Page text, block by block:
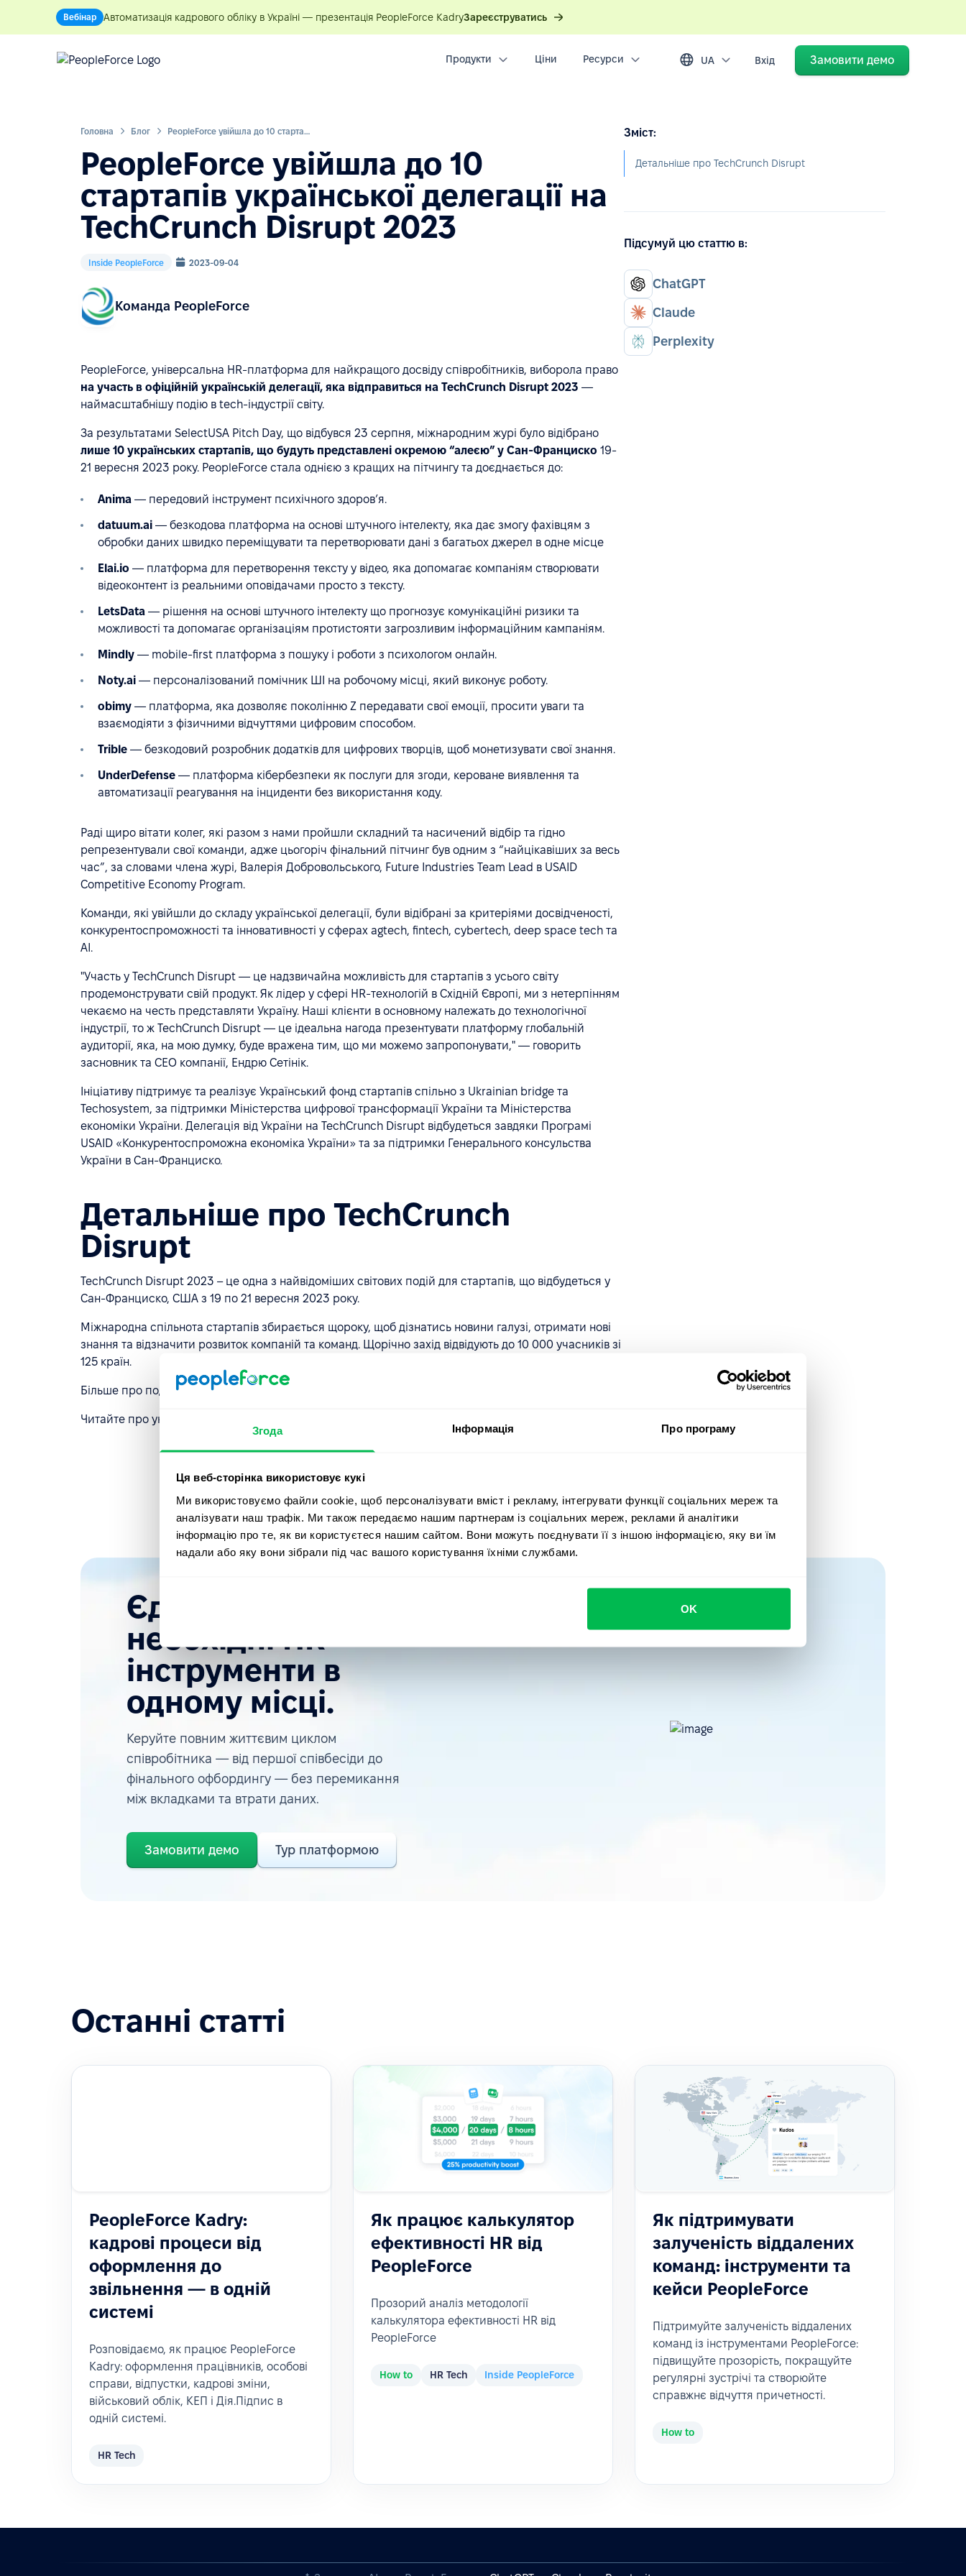
Згода Інформація Про програму
Ця веб-сторінка використовує кукі
Ми використовуємо файли cookie, щоб персоналізувати вміст і рекламу, інтегрувати функції соціальних мереж та
аналізувати наш трафік. Ми також передаємо нашим партнерам із соціальних мереж, реклами й аналітики
інформацію про те, як ви користуєтеся нашим сайтом. Вони можуть поєднувати її з іншою інформацією, яку ви їм
надали або яку вони зібрали під час вашого користування їхніми службами.
OK
Вебінар Автоматизація кадрового обліку в Україні — презентація PeopleForce KadryЗареєструватись
Продукти Ціни Ресурси UA Вхід Замовити демо
Головна Блог PeopleForce увійшла до 10 стартапів української делегації на TechCrunch Disrupt 2023
PeopleForce увійшла до 10
стартапів української делегації на
TechCrunch Disrupt 2023
Inside PeopleForce 2023-09-04
Команда PeopleForce
PeopleForce, універсальна HR-платформа для найкращого досвіду співробітників, виборола право
на участь в офіційній українській делегації, яка відправиться на TechCrunch Disrupt 2023 —
наймасштабнішу подію в tech-індустрії світу.
За результатами SelectUSA Pitch Day, що відбувся 23 серпня, міжнародним журі було відібрано
лише 10 українських стартапів, що будуть представлені окремою “алеєю” у Сан-Франциско 19-
21 вересня 2023 року. PeopleForce стала однією з кращих на пітчингу та доєднається до:
Anima — передовий інструмент психічного здоров’я.
datuum.ai — безкодова платформа на основі штучного інтелекту, яка дає змогу фахівцям з
обробки даних швидко переміщувати та перетворювати дані з багатьох джерел в одне місце
Elai.io — платформа для перетворення тексту у відео, яка допомагає компаніям створювати
відеоконтент із реальними оповідачами просто з тексту.
LetsData — рішення на основі штучного інтелекту що прогнозує комунікаційні ризики та
можливості та допомагає організаціям протистояти загрозливим інформаційним кампаніям.
Mindly — mobile-first платформа з пошуку і роботи з психологом онлайн.
Noty.ai — персоналізований помічник ШІ на робочому місці, який виконує роботу.
obimy — платформа, яка дозволяє поколінню Z передавати свої емоції, просити уваги та
взаємодіяти з фізичними відчуттями цифровим способом.
Trible — безкодовий розробник додатків для цифрових творців, щоб монетизувати свої знання.
UnderDefense — платформа кібербезпеки як послуги для згоди, кероване виявлення та
автоматизації реагування на інциденти без використання коду.
Раді щиро вітати колег, які разом з нами пройшли складний та насичений відбір та гідно
репрезентували свої команди, адже цьогоріч фінальний пітчинг був одним з “найцікавіших за весь
час”, за словами члена журі, Валерія Добровольського, Future Industries Team Lead в USAID
Competitive Economy Program.
Команди, які увійшли до складу української делегації, були відібрані за критеріями досвідченості,
конкурентоспроможності та інновативності у сферах agtech, fintech, cybertech, deep space tech та
AI.
"Участь у TechCrunch Disrupt — це надзвичайна можливість для стартапів з усього світу
продемонструвати свій продукт. Як лідер у сфері HR-технологій в Східній Європі, ми з нетерпінням
чекаємо на честь представляти Україну. Наші клієнти в основному належать до технологічної
індустрії, то ж TechCrunch Disrupt — це ідеальна нагода презентувати платформу глобальній
аудиторії, яка, на мою думку, буде вражена тим, що ми можемо запропонувати," — говорить
засновник та CEO компанії, Ендрю Сетінік.
Ініціативу підтримує та реалізує Український фонд стартапів спільно з Ukrainian bridge та
Techosystem, за підтримки Міністерства цифрової трансформації України та Міністерства
економіки України. Делегація від України на TechCrunch Disrupt відбудеться завдяки Програмі
USAID «Конкурентоспроможна економіка України» та за підтримки Генерального консульства
України в Сан-Франциско.
Детальніше про TechCrunch
Disrupt
TechCrunch Disrupt 2023 – це одна з найвідоміших світових подій для стартапів, що відбудеться у
Сан-Франциско, США з 19 по 21 вересня 2023 року.
Міжнародна спільнота стартапів збирається щороку, щоб дізнатись новини галузі, отримати нові
знання та відзначити розвиток компаній та команд. Щорічно захід відвідують до 10 000 учасників зі
125 країн.
Більше про подію дізнавайтеся
Читайте про українську делегацію 2022 року на
Зміст:
Детальніше про TechCrunch Disrupt
Підсумуй цю статтю в:
ChatGPT
Claude
Perplexity
Єдиний доступ. Усі
необхідні HR-
інструменти в
одному місці.
Керуйте повним життєвим циклом
співробітника — від першої співбесіди до
фінального офбордингу — без перемикання
між вкладками та втрати даних.
Замовити демо Тур платформою
Останні статті
PeopleForce Kadry:
кадрові процеси від
оформлення до
звільнення — в одній
системі
Розповідаємо, як працює PeopleForce
Kadry: оформлення працівників, особові
справи, відпустки, кадрові зміни,
військовий облік, КЕП і Дія.Підпис в
одній системі.
HR Tech
Як працює калькулятор
ефективності HR від
PeopleForce
Прозорий аналіз методології
калькулятора ефективності HR від
PeopleForce
How to HR Tech Inside PeopleForce
Як підтримувати
залученість віддалених
команд: інструменти та
кейси PeopleForce
Підтримуйте залученість віддалених
команд із інструментами PeopleForce:
підвищуйте прозорість, покращуйте
регулярні зустрічі та створюйте
справжнє відчуття причетності.
How to